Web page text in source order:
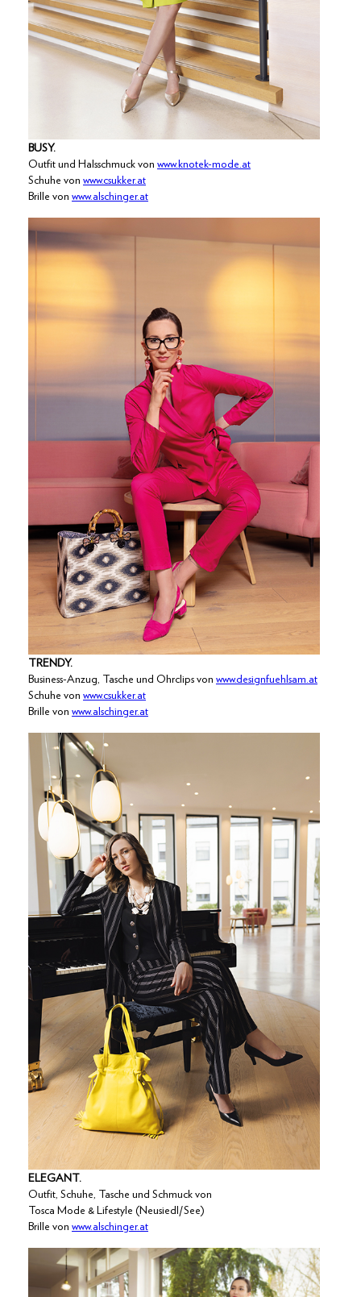
BUSY.
Outfit und Halsschmuck von www.knotek-mode.at
Schuhe von www.csukker.at
Brille von www.alschinger.at
TRENDY.
Business-Anzug, Tasche und Ohrclips von www.designfuehlsam.at
Schuhe von www.csukker.at
Brille von www.alschinger.at
ELEGANT.
Outfit, Schuhe, Tasche und Schmuck von
Tosca Mode & Lifestyle (Neusiedl/See)
Brille von www.alschinger.at